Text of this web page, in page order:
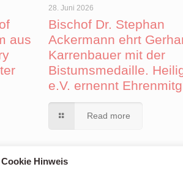
aus
28. Juni 2026
Bischof Dr. Stephan
Ackermann ehrt
Karrenbauer mit der
Bistumsmedaille.
e.V. ernennt
Read more
Cookie Hinweis